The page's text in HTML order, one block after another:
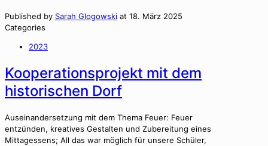
Published by Sarah Glogowski at 18. März 2025
Categories
2023
Kooperationsprojekt mit dem
historischen Dorf
Auseinan­der­set­zung mit dem The­ma Feuer: Feuer
entzün­den, kreatives Gestal­ten und Zubere­itung eines
Mit­tagessens; All das war möglich für unsere Schüler,